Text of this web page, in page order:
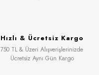
Hızlı & Ücretsiz Kargo
750 TL & Üzeri Alışverişlerinizde
Ücretsiz Aynı Gün Kargo